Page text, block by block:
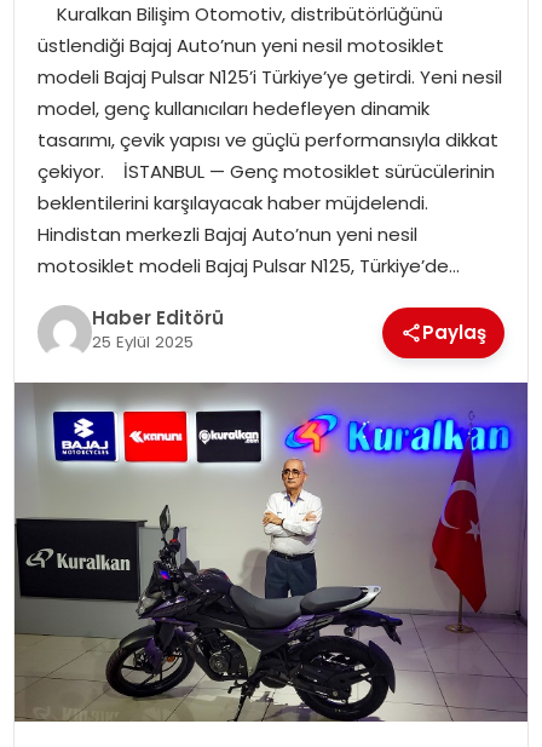
MAGAZIN
Kuralkan Bilişim Otomotiv, distribütörlüğünü
üstlendiği Bajaj Auto’nun yeni nesil motosiklet
modeli Bajaj Pulsar N125’i Türkiye’ye getirdi. Yeni nesil
model, genç kullanıcıları hedefleyen dinamik
tasarımı, çevik yapısı ve güçlü performansıyla dikkat
çekiyor. İSTANBUL — Genç motosiklet sürücülerinin
beklentilerini karşılayacak haber müjdelendi.
Hindistan merkezli Bajaj Auto’nun yeni nesil
motosiklet modeli Bajaj Pulsar N125, Türkiye’de…
Haber Editörü
25 Eylül 2025 Paylaş